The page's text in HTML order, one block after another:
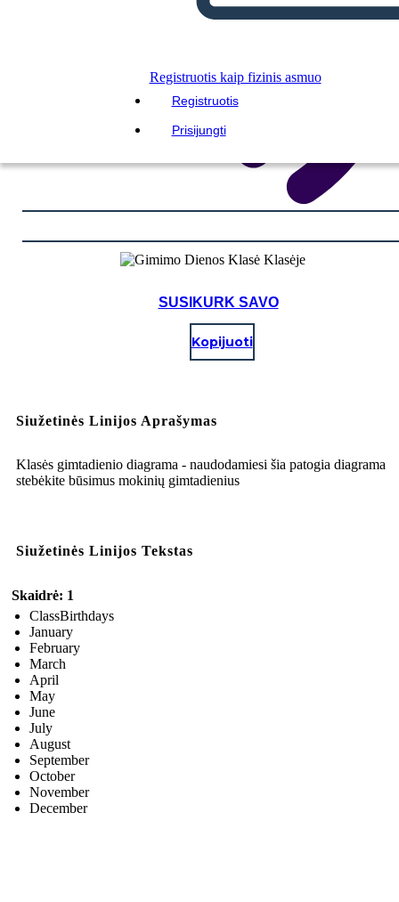
Registruotis kaip fizinis asmuo
Registruotis
Prisijungti
SUSIKURK SAVO
Kopijuoti
Siužetinės Linijos Aprašymas
Klasės gimtadienio diagrama - naudodamiesi šia patogia diagrama
stebėkite būsimus mokinių gimtadienius
Siužetinės Linijos Tekstas
Skaidrė: 1
ClassBirthdays
January
February
March
April
May
June
July
August
September
October
November
December